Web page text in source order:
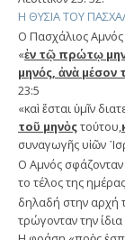
Η ΘΥΣΙΑ ΤΟΥ
Ο Πασχάλιος Αμνός
«ἐν τῷ πρώτῳ
μηνός, ἀνὰ
23:5
«καὶ ἔσται ὑμῖν
τοῦ μηνὸςτούτου,
συναγωγῆς υἱῶν
Ο Αμνός
το τέλος της
δηλαδή στην αρχή
τρώγονταν την